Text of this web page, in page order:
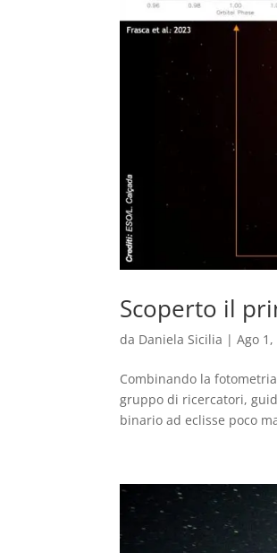
Scoperto il
da Daniela Sicilia |Ago 1,
Combinando la
gruppo di ricercatori,
binario ad eclisse poco